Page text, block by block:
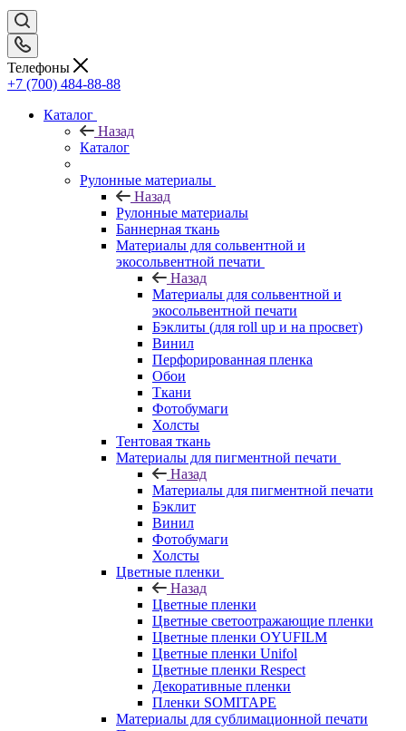
Телефоны
+7 (700) 484-88-88
Каталог
Назад
Каталог
Рулонные материалы
Назад
Рулонные материалы
Баннерная ткань
Материалы для сольвентной и
экосольвентной печати
Назад
Материалы для сольвентной и
экосольвентной печати
Бэклиты (для roll up и на просвет)
Винил
Перфорированная пленка
Обои
Ткани
Фотобумаги
Холсты
Тентовая ткань
Материалы для пигментной печати
Назад
Материалы для пигментной печати
Бэклит
Винил
Фотобумаги
Холсты
Цветные пленки
Назад
Цветные пленки
Цветные светоотражающие пленки
Цветные пленки OYUFILM
Цветные пленки Unifol
Цветные пленки Respect
Декоративные пленки
Пленки SOMITAPE
Материалы для сублимационной печати